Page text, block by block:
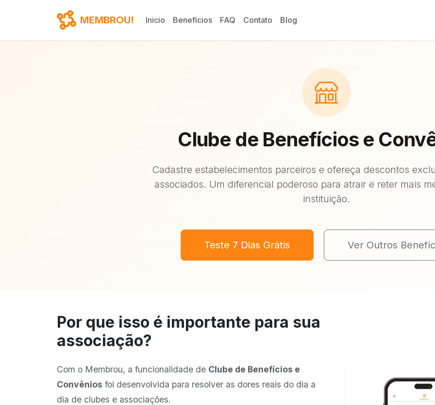
MEMBROU! Inicio Benefícios FAQ Contato Blog
Clube de Benefícios e
Cadastre estabelecimentos parceiros e ofereça descontos
associados. Um diferencial poderoso para atrair e reter mais
instituição.
Teste 7 Dias Grátis Ver Outros
Por que isso é importante para sua
associação?
Com o Membrou, a funcionalidade de Clube de Benefícios e
Convênios foi desenvolvida para resolver as dores reais do dia a
dia de clubes e associações.